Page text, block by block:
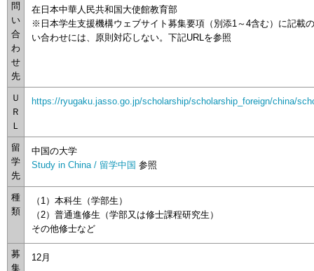
問
い
合
わ
せ
先
在日本中華人民共和国大使館教育部
※日本学生支援機構ウェブサイト募集要項（別添1～4含む）に記載
い合わせには、原則対応しない。下記URLを参照
Ｕ
Ｒ
Ｌ
https://ryugaku.jasso.go.jp/scholarship/scholarship_foreign/china/
留
学
先
中国の大学
Study in China / 留学中国 参照
種
類
（1）本科生（学部生）
（2）普通進修生（学部又は修士課程研究生）
その他修士など
募
集
12月